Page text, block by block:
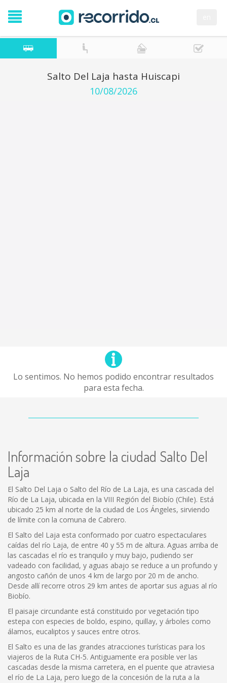
Salto Del Laja hasta Huiscapi
10/08/2026
Lo sentimos. No hemos podido encontrar resultados
para esta fecha.
Información sobre la ciudad Salto Del
Laja
El Salto Del Laja o Salto del Río de La Laja, es una cascada del
Río de La Laja, ubicada en la VIII Región del Biobío (Chile). Está
ubicado 25 km al norte de la ciudad de Los Ángeles, sirviendo
de límite con la comuna de Cabrero.
El Salto del Laja esta conformado por cuatro espectaculares
caídas del río Laja, de entre 40 y 55 m de altura. Aguas arriba de
las cascadas el río es tranquilo y muy bajo, pudiendo ser
vadeado con facilidad, y aguas abajo se reduce a un profundo y
angosto cañón de unos 4 km de largo por 20 m de ancho.
Desde allí recorre otros 29 km antes de aportar sus aguas al río
Biobío.
El paisaje circundante está constituido por vegetación tipo
estepa con especies de boldo, espino, quillay, y árboles como
álamos, eucaliptos y sauces entre otros.
El Salto es una de las grandes atracciones turísticas para los
viajeros de la Ruta CH-5. Antiguamente era posible ver las
cascadas desde la misma carretera, en el puente que atraviesa
el río de La Laja, pero luego de la concesión de la ruta a la